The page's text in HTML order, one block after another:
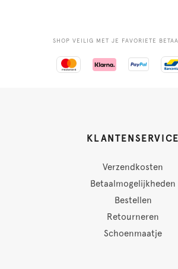
SHOP VEILIG MET JE FAVORIETE
KLANTENSERVICE
Verzendkosten
Betaalmogelijkheden
Bestellen
Retourneren
Schoenmaatje